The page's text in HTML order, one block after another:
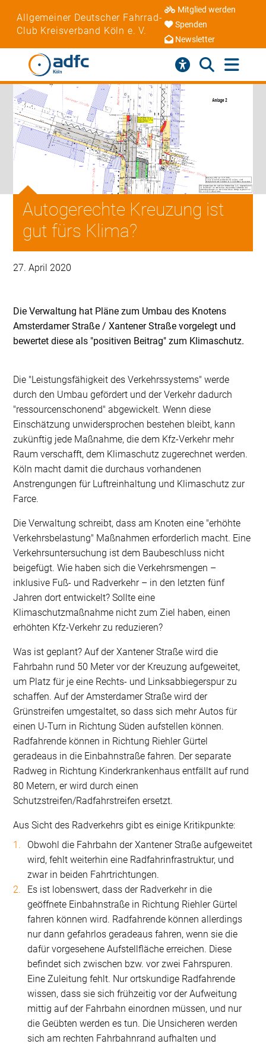
Allgemeiner Deutscher Fahrrad-
Club Kreisverband Köln e. V.
Mitglied werden
Spenden
Newsletter
Autogerechte Kreuzung ist
gut fürs Klima?
27. April 2020
Die Verwaltung hat Pläne zum Umbau des Knotens
Amsterdamer Straße / Xantener Straße vorgelegt und
bewertet diese als "positiven Beitrag" zum Klimaschutz.
Die "Leistungsfähigkeit des Verkehrssystems" werde
durch den Umbau gefördert und der Verkehr dadurch
"ressourcenschonend" abgewickelt. Wenn diese
Einschätzung unwidersprochen bestehen bleibt, kann
zukünftig jede Maßnahme, die dem Kfz-Verkehr mehr
Raum verschafft, dem Klimaschutz zugerechnet werden.
Köln macht damit die durchaus vorhandenen
Anstrengungen für Luftreinhaltung und Klimaschutz zur
Farce.
Die Verwaltung schreibt, dass am Knoten eine "erhöhte
Verkehrsbelastung" Maßnahmen erforderlich macht. Eine
Verkehrsuntersuchung ist dem Baubeschluss nicht
beigefügt. Wie haben sich die Verkehrsmengen –
inklusive Fuß- und Radverkehr – in den letzten fünf
Jahren dort entwickelt? Sollte eine
Klimaschutzmaßnahme nicht zum Ziel haben, einen
erhöhten Kfz-Verkehr zu reduzieren?
Was ist geplant? Auf der Xantener Straße wird die
Fahrbahn rund 50 Meter vor der Kreuzung aufgeweitet,
um Platz für je eine Rechts- und Linksabbiegerspur zu
schaffen. Auf der Amsterdamer Straße wird der
Grünstreifen umgestaltet, so dass sich mehr Autos für
einen U-Turn in Richtung Süden aufstellen können.
Radfahrende können in Richtung Riehler Gürtel
geradeaus in die Einbahnstraße fahren. Der separate
Radweg in Richtung Kinderkrankenhaus entfällt auf rund
80 Metern, er wird durch einen
Schutzstreifen/Radfahrstreifen ersetzt.
Aus Sicht des Radverkehrs gibt es einige Kritikpunkte:
Obwohl die Fahrbahn der Xantener Straße aufgeweitet
wird, fehlt weiterhin eine Radfahrinfrastruktur, und
zwar in beiden Fahrtrichtungen.
Es ist lobenswert, dass der Radverkehr in die
geöffnete Einbahnstraße in Richtung Riehler Gürtel
fahren können wird. Radfahrende können allerdings
nur dann gefahrlos geradeaus fahren, wenn sie die
dafür vorgesehene Aufstellfläche erreichen. Diese
befindet sich zwischen bzw. vor zwei Fahrspuren.
Eine Zuleitung fehlt. Nur ortskundige Radfahrende
wissen, dass sie sich frühzeitig vor der Aufweitung
mittig auf der Fahrbahn einordnen müssen, und nur
die Geübten werden es tun. Die Unsicheren werden
sich am rechten Fahrbahnrand aufhalten und